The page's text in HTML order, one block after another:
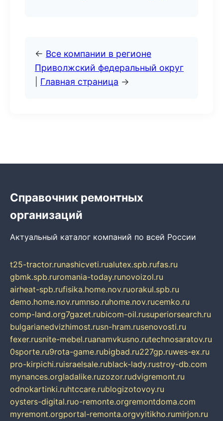
← Все компании в регионе
Приволжский федеральный округ
Главная страница →
Справочник ремонтных
организаций
Актуальный каталог компаний по всей России
t25-tractor.runashicveti.rualutex.spb.rufas.ru
gbmk.spb.ruromania-today.runovoizol.ru
airheat-spb.rufisika.home.nov.ruorakul.spb.ru
demo.home.nov.rumnso.ruhome.nov.rucemko.ru
comp-land.org7gazet.rubicom-oil.rusuperiorsearch.ru
bulgarianedvizhimost.rusn-hram.rusenovosti.ru
fexer.rusnite-mebel.ruanamvkusno.rutechnosaratov.ru
0sporte.ru9rota-game.rubigbad.ru227gp.ruwes-ex.ru
pro-kirpichi.ruisraelsale.rublack-lady.rustroy-db.com
mynances.orgladalike.ruzozor.rudvigremont.ru
odnokartinki.ruhtccare.rublogizotovoy.ru
oysters-digital.ruo-remonte.orgremontdoma.com
myremont.orgportal-remonta.orgvyitikho.rumirjon.ru